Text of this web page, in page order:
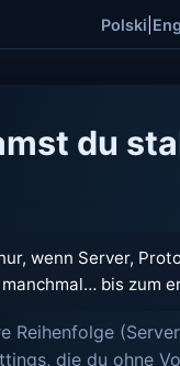
Polski
du
wenn Server,
bis zum
Reihenfolge
die du ohne